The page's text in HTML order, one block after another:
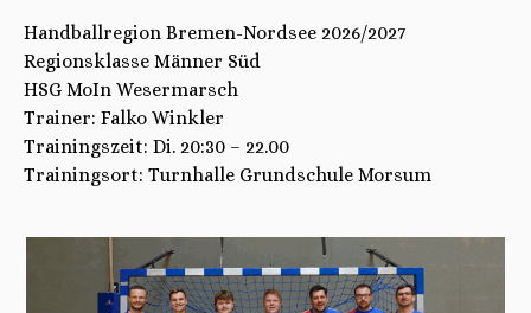
Handballregion Bremen-Nordsee 2026/2027
Regionsklasse Männer Süd
HSG MoIn Wesermarsch
Trainer: Falko Winkler
Trainingszeit: Di. 20:30 – 22.00
Trainingsort: Turnhalle Grundschule Morsum